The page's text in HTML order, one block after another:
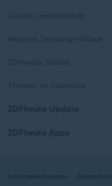
Nutzungsbedingungen Datenschutz